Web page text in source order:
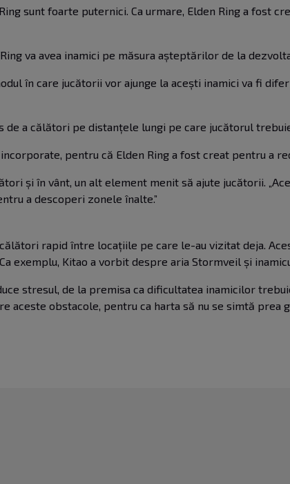
sunt foarte puternici. Ca urmare, Elden Ring a fost
va avea inamici pe măsura așteptărilor de la
în care jucătorii vor ajunge la acești inamici va fi
de a călători pe distanțele lungi pe care jucătorul
pentru că Elden Ring a fost creat pentru a
și în vânt, un alt element menit să ajute jucătorii.
a descoperi zonele înalte.”
rapid între locațiile pe care le-au vizitat deja.
exemplu, Kitao a vorbit despre aria Stormveil și
stresul, de la premisa ca dificultatea inamicilor
aceste obstacole, pentru ca harta să nu se simtă prea